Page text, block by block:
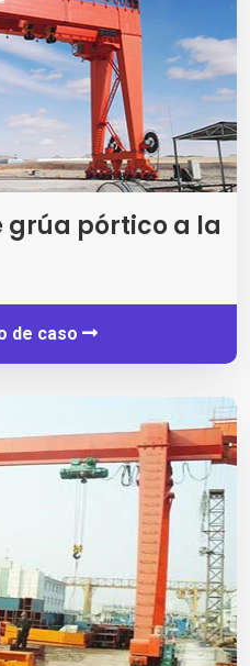
grúa pórtico a la
de caso